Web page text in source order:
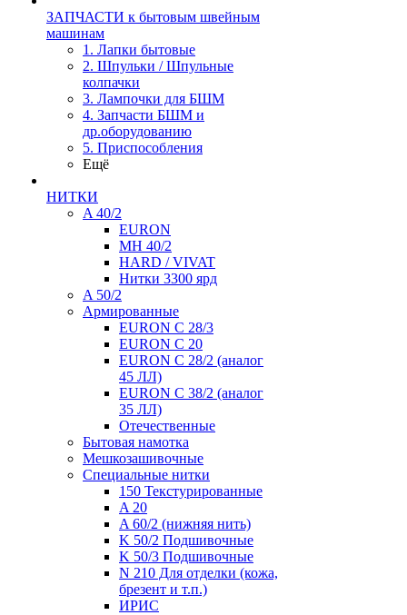
ЗАПЧАСТИ к бытовым швейным
машинам
1. Лапки бытовые
2. Шпульки / Шпульные
колпачки
3. Лампочки для БШМ
4. Запчасти БШМ и
др.оборудованию
5. Приспособления
Ещё
НИТКИ
A 40/2
EURON
MH 40/2
HARD / VIVAT
Нитки 3300 ярд
A 50/2
Армированные
EURON C 28/3
EURON C 20
EURON C 28/2 (аналог
45 ЛЛ)
EURON C 38/2 (аналог
35 ЛЛ)
Отечественные
Бытовая намотка
Мешкозашивочные
Специальные нитки
150 Текстурированные
A 20
A 60/2 (нижняя нить)
K 50/2 Подшивочные
K 50/3 Подшивочные
N 210 Для отделки (кожа,
брезент и т.п.)
ИРИС